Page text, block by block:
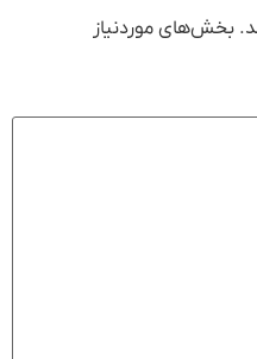
بخش‌های موردنیاز